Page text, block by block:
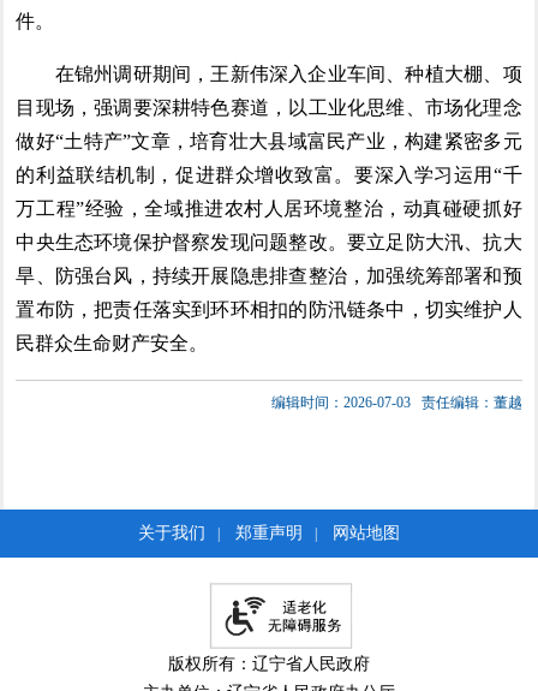
件。
在锦州调研期间，王新伟深入企业车间、种植大棚、项
目现场，强调要深耕特色赛道，以工业化思维、市场化理念
做好“土特产”文章，培育壮大县域富民产业，构建紧密多元
的利益联结机制，促进群众增收致富。要深入学习运用“千
万工程”经验，全域推进农村人居环境整治，动真碰硬抓好
中央生态环境保护督察发现问题整改。要立足防大汛、抗大
旱、防强台风，持续开展隐患排查整治，加强统筹部署和预
置布防，把责任落实到环环相扣的防汛链条中，切实维护人
民群众生命财产安全。
编辑时间：2026-07-03 责任编辑：董越
关于我们 郑重声明 网站地图
版权所有：辽宁省人民政府